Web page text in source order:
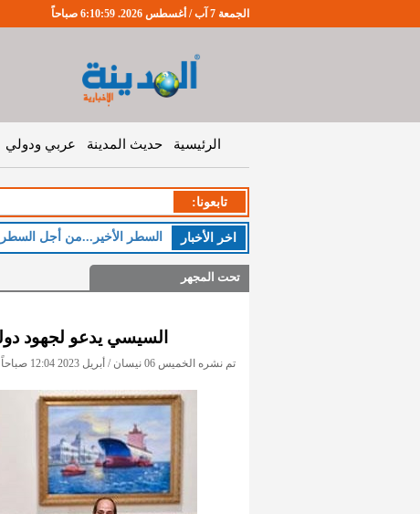
الجمعة 7 آب / أغسطس 2026. 6:11:0 صباحاً
الرئيسية حديث المدينة عربي ودولي
تابعونا:
اخر اﻷخبار السطر الأخير...من أجل السطر
تحت المجهر
السيسي يدعو لجهود
تم نشره الخميس 06 نيسان / أبريل 2023 12:04 صباحاً